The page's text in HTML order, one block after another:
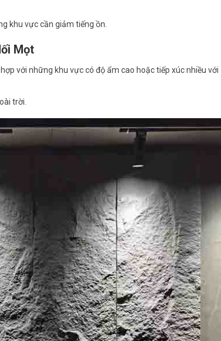
khu vực cần giảm tiếng ồn.
Mọt
với những khu vực có độ ẩm cao hoặc tiếp xúc nhiều với
trời.